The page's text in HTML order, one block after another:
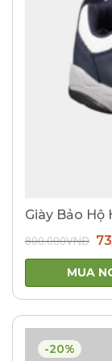
Giày Bảo Hộ
800.000VNĐ Giá
là:
MUA
-20%